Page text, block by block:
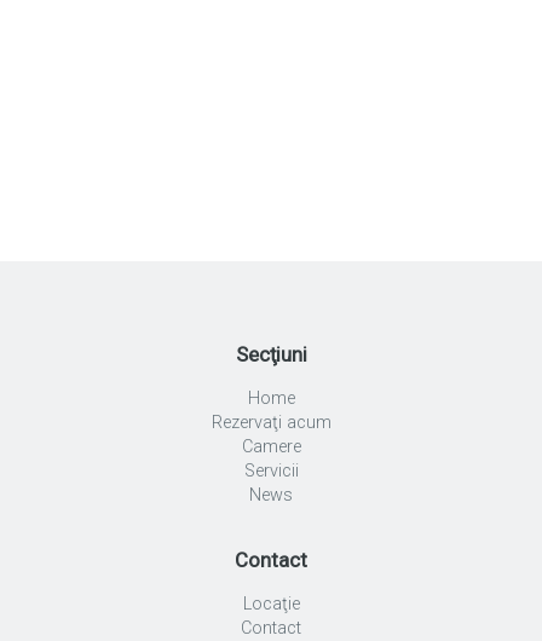
Secţiuni
Home
Rezervaţi acum
Camere
Servicii
News
Contact
Locaţie
Contact